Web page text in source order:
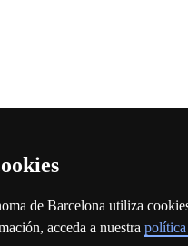
de Barcelona utiliza
acceda a nuestra